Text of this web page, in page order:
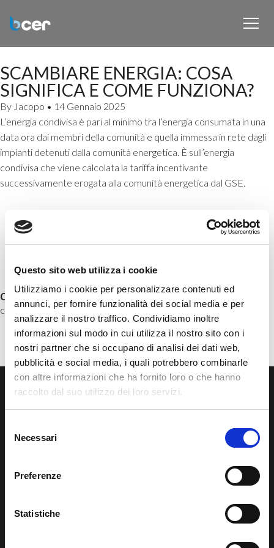
Questo sito web utilizza i cookie
Utilizziamo i cookie per personalizzare contenuti ed
annunci, per fornire funzionalità dei social media e per
analizzare il nostro traffico. Condividiamo inoltre
informazioni sul modo in cui utilizza il nostro sito con i
nostri partner che si occupano di analisi dei dati web,
pubblicità e social media, i quali potrebbero combinarle
con altre informazioni che ha fornito loro o che hanno
raccolto dal suo utilizzo dei loro servizi.
delNecessari
Preferenze
Statistiche
SCAMBIARE ENERGIA: COSA
SIGNIFICA E COME FUNZIONA?
By Jacopo • 14 Gennaio 2025
L’energia condivisa è pari al minimo tra l’energia consumata in una
data ora dai membri della comunità e quella immessa in rete dagli
impianti detenuti dalla comunità energetica. È sull’energia
condivisa che viene calcolata la tariffa incentivante
successivamente erogata alla comunità energetica dal GSE.
comments
comments for this post are closed
B-CER Srl
Siamo B-CER Srl, azienda del Gruppo Regalgrid, il player di riferimento